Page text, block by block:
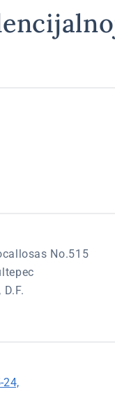
No.515
24,